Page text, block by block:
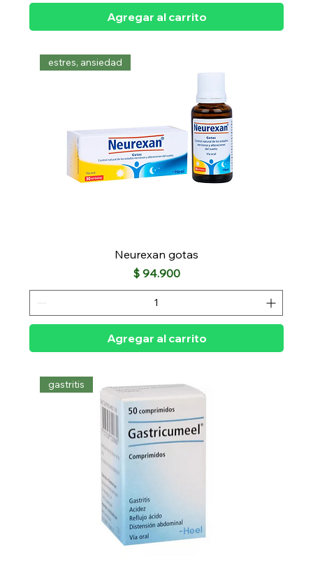
Agregar al carrito
estres, ansiedad
Neurexan gotas
Precio
$ 94.900
Agregar al carrito
gastritis